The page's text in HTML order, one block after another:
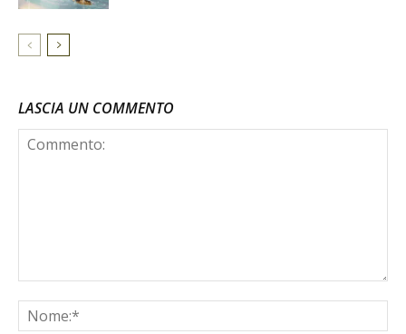
LASCIA UN COMMENTO